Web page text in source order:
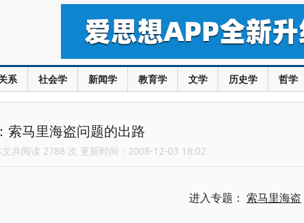
系 社会学 新闻学 教育学 文学 历史学 哲学
索马里海盗问题的出路
共阅读 2788 次 更新时间：2008-12-03 18:02
进入专题： 索马里海盗